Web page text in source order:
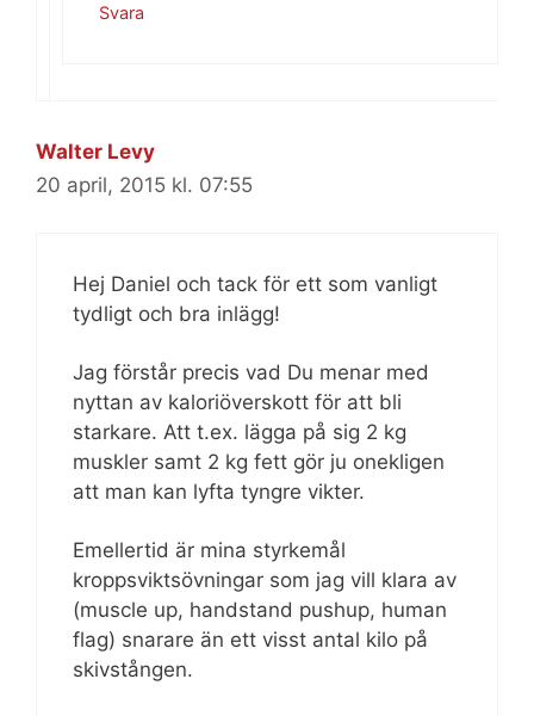
Svara
Walter Levy
20 april, 2015 kl. 07:55
Hej Daniel och tack för ett som vanligt
tydligt och bra inlägg!
Jag förstår precis vad Du menar med
nyttan av kaloriöverskott för att bli
starkare. Att t.ex. lägga på sig 2 kg
muskler samt 2 kg fett gör ju onekligen
att man kan lyfta tyngre vikter.
Emellertid är mina styrkemål
kroppsviktsövningar som jag vill klara av
(muscle up, handstand pushup, human
flag) snarare än ett visst antal kilo på
skivstången.